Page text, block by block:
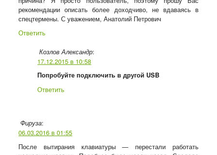
рекомендации описать более доходчиво, не вдаваясь в
спецтермены. С уважением, Анатолий Петрович
Ответить
Козлов Александр:
17.12.2015 в 10:58
Попробуйте подключить в другой USB
Ответить
Фируза:
06.03.2016 в 01:55
После вытирания клавиатуры — перестали работать